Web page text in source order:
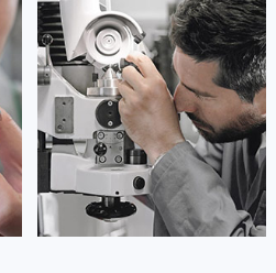
资深宝玑技师
是宝玑售后服务中心
(宝玑保养维修中心)
的高级技师之一
Nanjing Breguet Maintain center
 上海宝玑保养